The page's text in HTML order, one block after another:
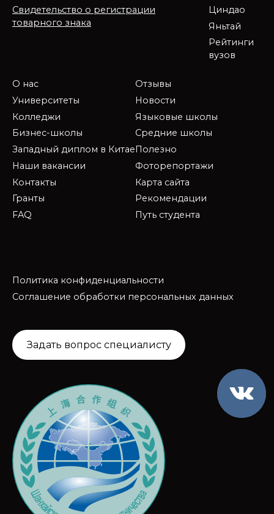
Свидетельство о регистрации
товарного знака
Циндао
Яньтай
Рейтинги
вузов
О нас
Университеты
Колледжи
Бизнес-школы
Западный диплом в Китае
Наши вакансии
Контакты
Гранты
FAQ
Отзывы
Новости
Языковые школы
Средние школы
Полезно
Фоторепортажи
Карта сайта
Рекомендации
Путь студента
Политика конфиденциальности
Соглашение обработки персональных данных
Задать вопрос специалисту